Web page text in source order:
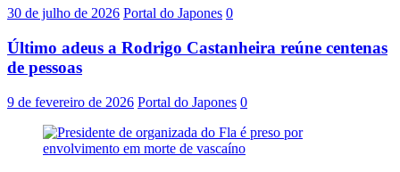
30 de julho de 2026 Portal do Japones 0
Último adeus a Rodrigo Castanheira reúne centenas
de pessoas
9 de fevereiro de 2026 Portal do Japones 0